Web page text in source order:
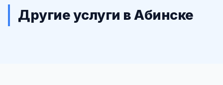
Другие услуги в Абинске